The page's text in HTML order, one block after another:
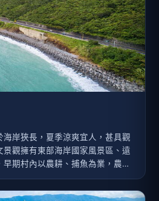
海岸狹長，夏季涼爽宜人，甚具觀
觀擁有東部海岸國家風景區、遠
期村內以農耕、捕魚為業，農產
魚產以烏魚苗及龍蝦為主，現以